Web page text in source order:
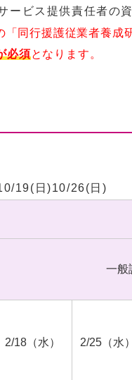
ービス提供責任者の
同行援護従業者養成
必須となります。
19(日)10/26(日)
一般
2/18（水） 2/25（水）